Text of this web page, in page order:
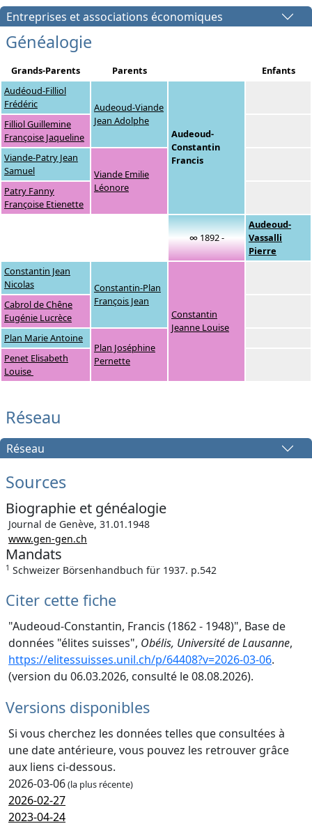
Entreprises et associations économiques
Généalogie
Grands-Parents Parents
Enfants
Audéoud-Filliol
Frédéric
Audeoud-Viande
Jean Adolphe
Audeoud-
Constantin
Francis
Filliol Guillemine
Françoise Jaqueline
Viande-Patry Jean
Samuel
Viande Emilie
Léonore
Patry Fanny
Françoise Etienette
∞ 1892 -
Audeoud-
Vassalli
Pierre
Constantin Jean
Nicolas
Constantin-Plan
François Jean
Constantin
Jeanne Louise
Cabrol de Chêne
Eugénie Lucrèce
Plan Marie Antoine
Plan Joséphine
Pernette
Penet Elisabeth
Louise
Réseau
Réseau
Sources
Biographie et généalogie
Journal de Genève, 31.01.1948
www.gen-gen.ch
Mandats
1 Schweizer Börsenhandbuch für 1937. p.542
Citer cette fiche
"Audeoud-Constantin, Francis (1862 - 1948)", Base de
données "élites suisses", Obélis, Université de Lausanne,
https://elitessuisses.unil.ch/p/64408?v=2026-03-06.
(version du 06.03.2026, consulté le 08.08.2026).
Versions disponibles
Si vous cherchez les données telles que consultées à
une date antérieure, vous pouvez les retrouver grâce
aux liens ci-dessous.
2026-03-06(la plus récente)
2026-02-27
2023-04-24